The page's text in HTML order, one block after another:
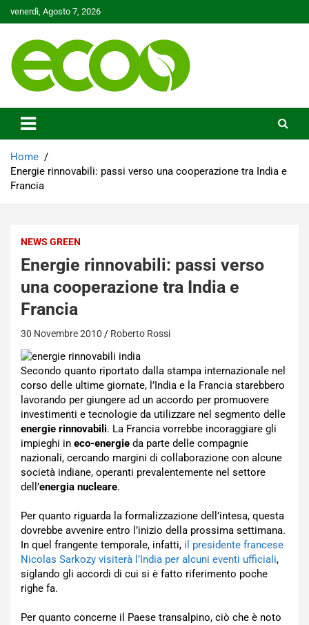
to
venerdì, Agosto 7, 2026
Ecoo.it
Home
Energie rinnovabili: passi verso una cooperazione tra India e
Francia
NEWS GREEN
Energie rinnovabili: passi verso
una cooperazione tra India e
Francia
30 Novembre 2010 Roberto Rossi
Secondo quanto riportato dalla stampa internazionale nel
corso delle ultime giornate, l’India e la Francia starebbero
lavorando per giungere ad un accordo per promuovere
investimenti e tecnologie da utilizzare nel segmento delle
energie rinnovabili. La Francia vorrebbe incoraggiare gli
impieghi in eco-energie da parte delle compagnie
nazionali, cercando margini di collaborazione con alcune
società indiane, operanti prevalentemente nel settore
dell’energia nucleare.
Per quanto riguarda la formalizzazione dell’intesa, questa
dovrebbe avvenire entro l’inizio della prossima settimana.
In quel frangente temporale, infatti, il presidente francese
Nicolas Sarkozy visiterà l’India per alcuni eventi ufficiali,
siglando gli accordi di cui si è fatto riferimento poche
righe fa.
Per quanto concerne il Paese transalpino, ciò che è noto